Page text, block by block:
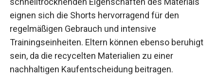
eignen sich die Shorts hervorragend für den
regelmäßigen Gebrauch und intensive
Trainingseinheiten. Eltern können ebenso
beruhigt sein, da die recycelten Materialien zu
einer nachhaltigen Kaufentscheidung beitragen.